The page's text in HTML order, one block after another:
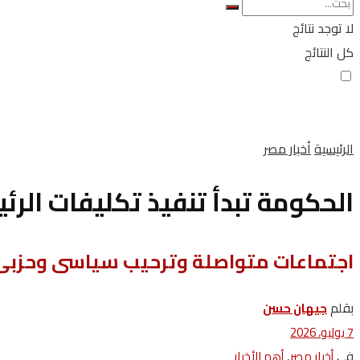
لا توجد نتائج
كل النتائج
الرئيسيةأخبار مصر
الحكومة تبدأ تنفيذ تكليفات
اجتماعات متواصلة وترحيب سياسى
بقلمجيهان حسن
7 يوليو، 2026